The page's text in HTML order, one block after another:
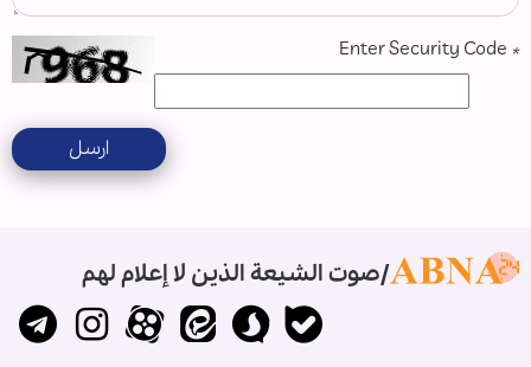
*
ارسل
صوت الشيعة الذين لا إعلام لهم